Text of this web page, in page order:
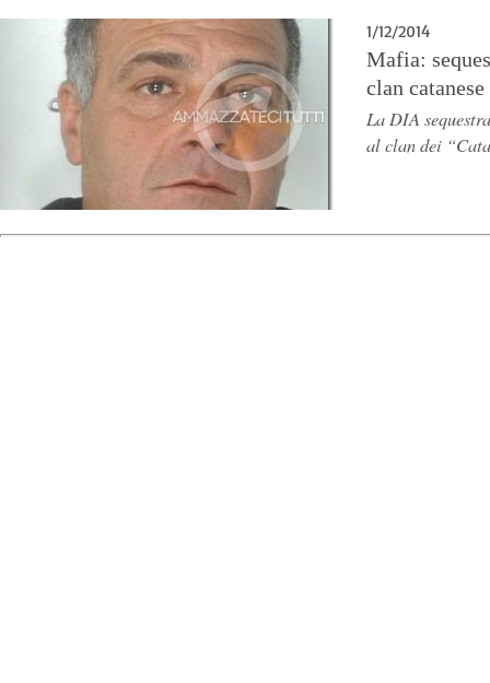
1/12/2014
Mafia:
clan catanese
La DIA
al clan dei